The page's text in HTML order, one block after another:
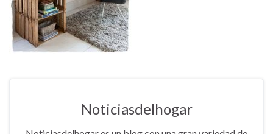
Noticiasdelhogar